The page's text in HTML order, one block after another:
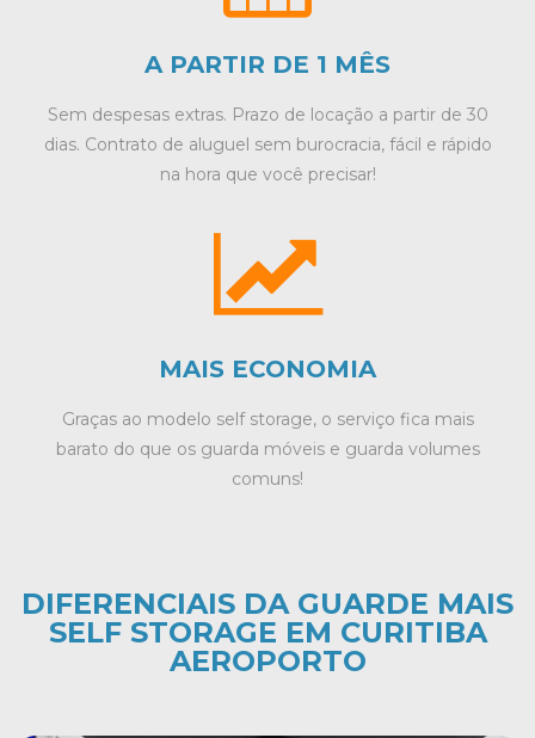
A PARTIR DE 1 MÊS
Sem despesas extras. Prazo de locação a partir de 30
dias. Contrato de aluguel sem burocracia, fácil e rápido
na hora que você precisar!
MAIS ECONOMIA
Graças ao modelo self storage, o serviço fica mais
barato do que os guarda móveis e guarda volumes
comuns!
DIFERENCIAIS DA GUARDE MAIS
SELF STORAGE EM CURITIBA
AEROPORTO